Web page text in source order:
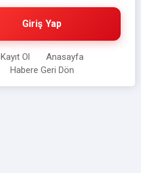
Giriş Yap
Kayıt Ol
Anasayfa
Habere Geri Dön